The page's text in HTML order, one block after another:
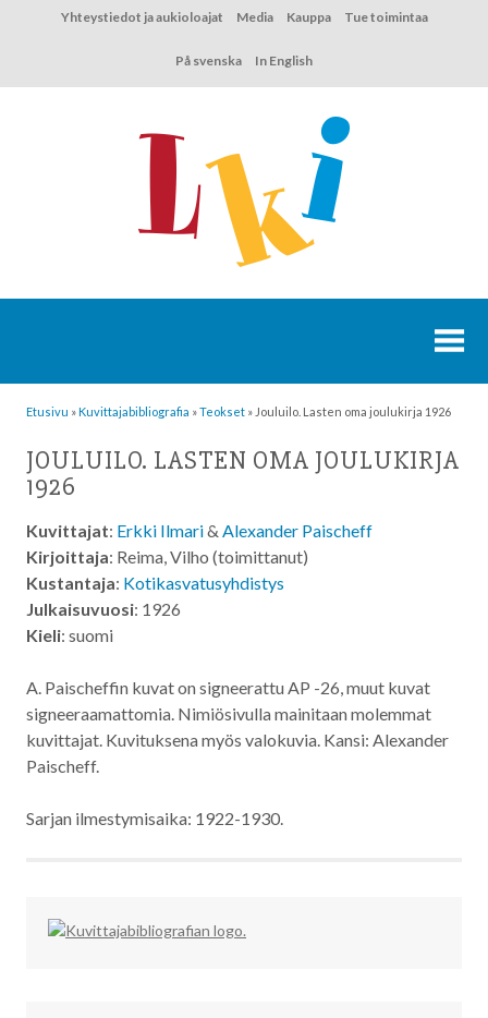
Yhteystiedot ja aukioloajat Media Kauppa Tue toimintaa
På svenska In English
Etusivu »Kuvittaja­bibliografia »Teokset » Jouluilo. Lasten oma joulukirja 1926
JOULUILO. LASTEN OMA JOULUKIRJA
1926
Kuvittajat: Erkki Ilmari& Alexander Paischeff
Kirjoittaja: Reima, Vilho (toimittanut)
Kustantaja: Kotikasvatusyhdistys
Julkaisuvuosi: 1926
Kieli: suomi
A. Paischeffin kuvat on signeerattu AP -26, muut kuvat
signeeraamattomia. Nimiösivulla mainitaan molemmat
kuvittajat. Kuvituksena myös valokuvia. Kansi: Alexander
Paischeff.
Sarjan ilmestymisaika: 1922-1930.